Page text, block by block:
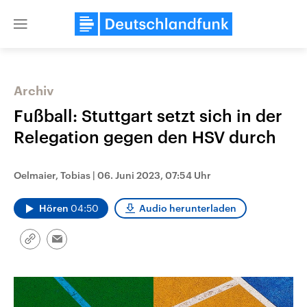
Close
Landtagswahl Sachsen-Anhalt
2026
September 2026 einen neuen
Landtag. Seit 2021 wird das
Bundesland von einer Koalition aus
gehören die Vereinigten
den mächtigsten Ländern
mit großem Einfluss auf
Archiv
Fußball: Stuttgart setzt sich in der
Relegation gegen den HSV durch
Oelmaier, Tobias | 06. Juni 2023, 07:54 Uhr
Hören 04:50 Audio herunterladen
Link
Email